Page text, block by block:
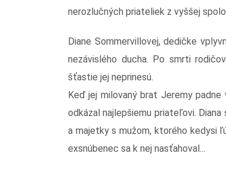
nerozlučných priateliek z vyššej
Diane Sommervillovej, dedičke
nezávislého ducha. Po smrti
šťastie jej neprinesú.
Keď jej milovaný brat Jeremy
odkázal najlepšiemu priateľovi.
a majetky s mužom, ktorého kedysi
exsnúbenec sa k nej nasťahoval...